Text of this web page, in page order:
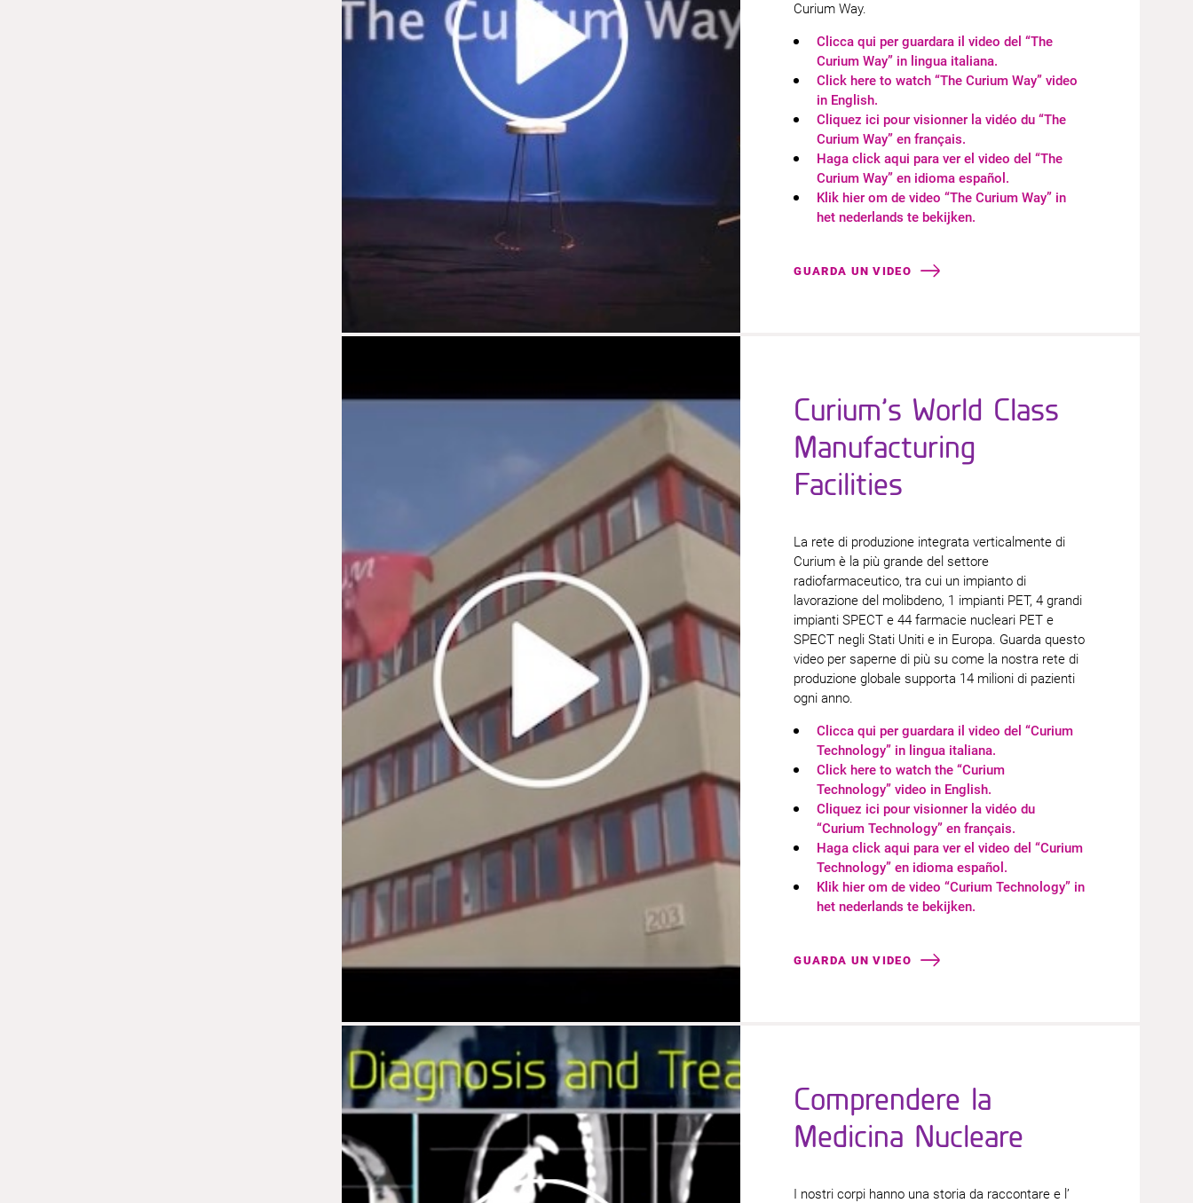
Curium Way.
​Clicca qui per guardara il video del “The
Curium Way” in lingua italiana.
​Click here to watch “The Curium Way” video
in English.​
Cliquez ici pour visionner la vidéo du “The
Curium Way” en français.
Haga click aqui para ver el video del “The
Curium Way” en idioma español.
Klik hier om de video “The Curium Way” in
het nederlands te bekijken.
GUARDA UN VIDEO
Curium’s World Class
Manufacturing
Facilities
La rete di produzione integrata verticalmente di
Curium è la più grande del settore
radiofarmaceutico, tra cui un impianto di
lavorazione del molibdeno, 1 impianti PET, 4 grandi
impianti SPECT e 44 farmacie nucleari PET e
SPECT negli Stati Uniti e in Europa. Guarda questo
video per saperne di più su come la nostra rete di
produzione globale supporta 14 milioni di pazienti
ogni anno.
​Clicca qui per guardara il video del “Curium
Technology” in lingua italiana.​
Click here to watch the “Curium
Technology” video in English.​​
Cliquez ici pour visionner la vidéo du
“Curium Technology” en français.​
Haga click aqui para ver el video del “Curium
Technology” en idioma español.​
Klik hier om de video “Curium Technology” in
het nederlands te bekijken.​
GUARDA UN VIDEO
Comprendere la
Medicina Nucleare
I nostri corpi hanno una storia da raccontare e l’